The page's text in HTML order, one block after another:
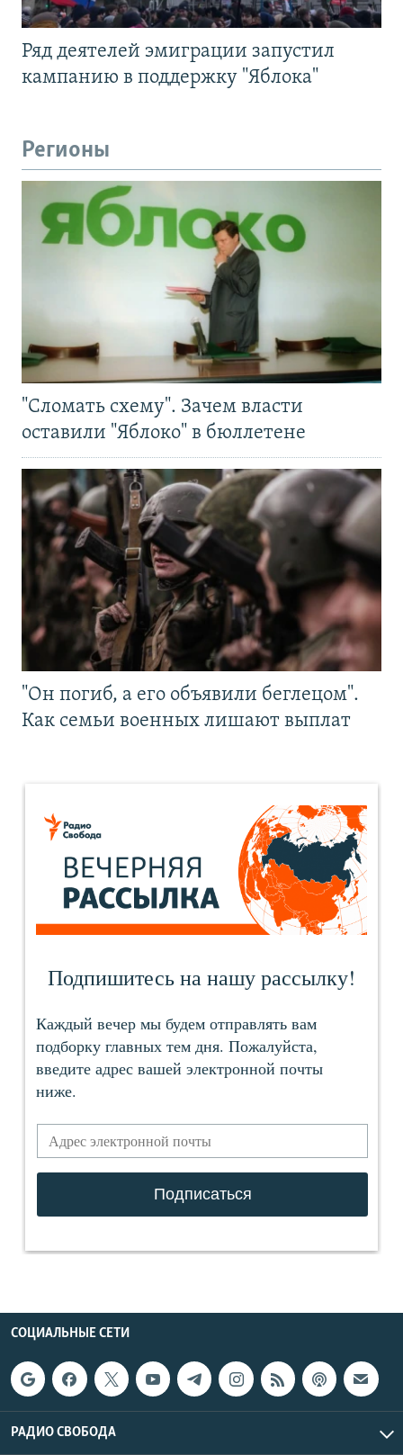
Ряд деятелей эмиграции запустил
кампанию в поддержку "Яблока"
Регионы
"Сломать схему". Зачем власти
оставили "Яблоко" в бюллетене
"Он погиб, а его объявили беглецом".
Как семьи военных лишают выплат
СОЦИАЛЬНЫЕ СЕТИ
РАДИО СВОБОДА